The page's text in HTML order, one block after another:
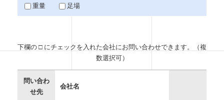
重量
足場
下欄の □ にチェックを入れた会社にお問い合わせできます。（複
数選択可）
問い合わ
せ先
会社名